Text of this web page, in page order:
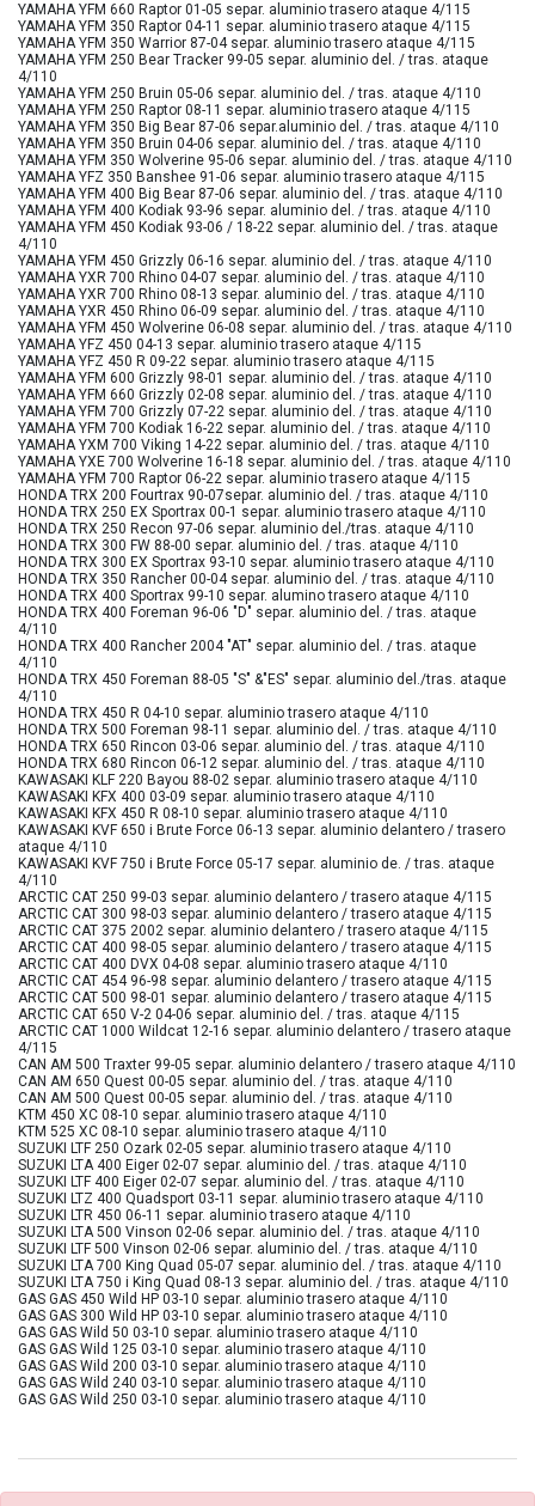
YAMAHA YFM 660 Raptor 01-05 separ. aluminio trasero ataque 4/115
YAMAHA YFM 350 Raptor 04-11 separ. aluminio trasero ataque 4/115
YAMAHA YFM 350 Warrior 87-04 separ. aluminio trasero ataque 4/115
YAMAHA YFM 250 Bear Tracker 99-05 separ. aluminio del. / tras. ataque
4/110
YAMAHA YFM 250 Bruin 05-06 separ. aluminio del. / tras. ataque 4/110
YAMAHA YFM 250 Raptor 08-11 separ. aluminio trasero ataque 4/115
YAMAHA YFM 350 Big Bear 87-06 separ.aluminio del. / tras. ataque 4/110
YAMAHA YFM 350 Bruin 04-06 separ. aluminio del. / tras. ataque 4/110
YAMAHA YFM 350 Wolverine 95-06 separ. aluminio del. / tras. ataque 4/110
YAMAHA YFZ 350 Banshee 91-06 separ. aluminio trasero ataque 4/115
YAMAHA YFM 400 Big Bear 87-06 separ. aluminio del. / tras. ataque 4/110
YAMAHA YFM 400 Kodiak 93-96 separ. aluminio del. / tras. ataque 4/110
YAMAHA YFM 450 Kodiak 93-06 / 18-22 separ. aluminio del. / tras. ataque
4/110
YAMAHA YFM 450 Grizzly 06-16 separ. aluminio del. / tras. ataque 4/110
YAMAHA YXR 700 Rhino 04-07 separ. aluminio del. / tras. ataque 4/110
YAMAHA YXR 700 Rhino 08-13 separ. aluminio del. / tras. ataque 4/110
YAMAHA YXR 450 Rhino 06-09 separ. aluminio del. / tras. ataque 4/110
YAMAHA YFM 450 Wolverine 06-08 separ. aluminio del. / tras. ataque 4/110
YAMAHA YFZ 450 04-13 separ. aluminio trasero ataque 4/115
YAMAHA YFZ 450 R 09-22 separ. aluminio trasero ataque 4/115
YAMAHA YFM 600 Grizzly 98-01 separ. aluminio del. / tras. ataque 4/110
YAMAHA YFM 660 Grizzly 02-08 separ. aluminio del. / tras. ataque 4/110
YAMAHA YFM 700 Grizzly 07-22 separ. aluminio del. / tras. ataque 4/110
YAMAHA YFM 700 Kodiak 16-22 separ. aluminio del. / tras. ataque 4/110
YAMAHA YXM 700 Viking 14-22 separ. aluminio del. / tras. ataque 4/110
YAMAHA YXE 700 Wolverine 16-18 separ. aluminio del. / tras. ataque 4/110
YAMAHA YFM 700 Raptor 06-22 separ. aluminio trasero ataque 4/115
HONDA TRX 200 Fourtrax 90-07separ. aluminio del. / tras. ataque 4/110
HONDA TRX 250 EX Sportrax 00-1 separ. aluminio trasero ataque 4/110
HONDA TRX 250 Recon 97-06 separ. aluminio del./tras. ataque 4/110
HONDA TRX 300 FW 88-00 separ. aluminio del. / tras. ataque 4/110
HONDA TRX 300 EX Sportrax 93-10 separ. aluminio trasero ataque 4/110
HONDA TRX 350 Rancher 00-04 separ. aluminio del. / tras. ataque 4/110
HONDA TRX 400 Sportrax 99-10 separ. alumino trasero ataque 4/110
HONDA TRX 400 Foreman 96-06 "D" separ. aluminio del. / tras. ataque
4/110
HONDA TRX 400 Rancher 2004 "AT" separ. aluminio del. / tras. ataque
4/110
HONDA TRX 450 Foreman 88-05 "S" &"ES" separ. aluminio del./tras. ataque
4/110
HONDA TRX 450 R 04-10 separ. aluminio trasero ataque 4/110
HONDA TRX 500 Foreman 98-11 separ. aluminio del. / tras. ataque 4/110
HONDA TRX 650 Rincon 03-06 separ. aluminio del. / tras. ataque 4/110
HONDA TRX 680 Rincon 06-12 separ. aluminio del. / tras. ataque 4/110
KAWASAKI KLF 220 Bayou 88-02 separ. aluminio trasero ataque 4/110
KAWASAKI KFX 400 03-09 separ. aluminio trasero ataque 4/110
KAWASAKI KFX 450 R 08-10 separ. aluminio trasero ataque 4/110
KAWASAKI KVF 650 i Brute Force 06-13 separ. aluminio delantero / trasero
ataque 4/110
KAWASAKI KVF 750 i Brute Force 05-17 separ. aluminio de. / tras. ataque
4/110
ARCTIC CAT 250 99-03 separ. aluminio delantero / trasero ataque 4/115
ARCTIC CAT 300 98-03 separ. aluminio delantero / trasero ataque 4/115
ARCTIC CAT 375 2002 separ. aluminio delantero / trasero ataque 4/115
ARCTIC CAT 400 98-05 separ. aluminio delantero / trasero ataque 4/115
ARCTIC CAT 400 DVX 04-08 separ. aluminio trasero ataque 4/110
ARCTIC CAT 454 96-98 separ. aluminio delantero / trasero ataque 4/115
ARCTIC CAT 500 98-01 separ. aluminio delantero / trasero ataque 4/115
ARCTIC CAT 650 V-2 04-06 separ. aluminio del. / tras. ataque 4/115
ARCTIC CAT 1000 Wildcat 12-16 separ. aluminio delantero / trasero ataque
4/115
CAN AM 500 Traxter 99-05 separ. aluminio delantero / trasero ataque 4/110
CAN AM 650 Quest 00-05 separ. aluminio del. / tras. ataque 4/110
CAN AM 500 Quest 00-05 separ. aluminio del. / tras. ataque 4/110
KTM 450 XC 08-10 separ. aluminio trasero ataque 4/110
KTM 525 XC 08-10 separ. aluminio trasero ataque 4/110
SUZUKI LTF 250 Ozark 02-05 separ. aluminio trasero ataque 4/110
SUZUKI LTA 400 Eiger 02-07 separ. aluminio del. / tras. ataque 4/110
SUZUKI LTF 400 Eiger 02-07 separ. aluminio del. / tras. ataque 4/110
SUZUKI LTZ 400 Quadsport 03-11 separ. aluminio trasero ataque 4/110
SUZUKI LTR 450 06-11 separ. aluminio trasero ataque 4/110
SUZUKI LTA 500 Vinson 02-06 separ. aluminio del. / tras. ataque 4/110
SUZUKI LTF 500 Vinson 02-06 separ. aluminio del. / tras. ataque 4/110
SUZUKI LTA 700 King Quad 05-07 separ. aluminio del. / tras. ataque 4/110
SUZUKI LTA 750 i King Quad 08-13 separ. aluminio del. / tras. ataque 4/110
GAS GAS 450 Wild HP 03-10 separ. aluminio trasero ataque 4/110
GAS GAS 300 Wild HP 03-10 separ. aluminio trasero ataque 4/110
GAS GAS Wild 50 03-10 separ. aluminio trasero ataque 4/110
GAS GAS Wild 125 03-10 separ. aluminio trasero ataque 4/110
GAS GAS Wild 200 03-10 separ. aluminio trasero ataque 4/110
GAS GAS Wild 240 03-10 separ. aluminio trasero ataque 4/110
GAS GAS Wild 250 03-10 separ. aluminio trasero ataque 4/110